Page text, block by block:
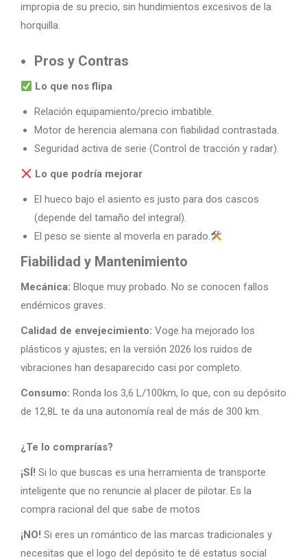
impropia de su precio, sin hundimientos excesivos de la
horquilla.
Pros y Contras
Lo que nos flipa
Relación equipamiento/precio imbatible.
Motor de herencia alemana con fiabilidad contrastada.
Seguridad activa de serie (Control de tracción y radar).
Lo que podría mejorar
El hueco bajo el asiento es justo para dos cascos
(depende del tamaño del integral).
El peso se siente al moverla en parado.
Fiabilidad y Mantenimiento
Mecánica: Bloque muy probado. No se conocen fallos
endémicos graves.
Calidad de envejecimiento: Voge ha mejorado los
plásticos y ajustes; en la versión 2026 los ruidos de
vibraciones han desaparecido casi por completo.
Consumo: Ronda los 3,6 L/100km, lo que, con su depósito
de 12,8L te da una autonomía real de más de 300 km.
¿Te lo comprarías?
¡SÍ! Si lo que buscas es una herramienta de transporte
inteligente que no renuncie al placer de pilotar. Es la
compra racional del que sabe de motos
¡NO! Si eres un romántico de las marcas tradicionales y
necesitas que el logo del depósito te dé estatus social